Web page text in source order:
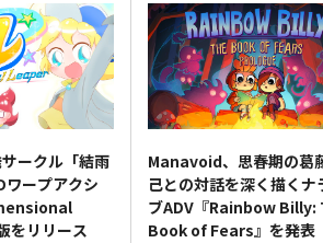
ークル「結雨
ワープアクシ
をリリース
Manavoid、思春期の葛
己との対話を深く描くナ
ブADV『Rainbow Billy:
Book of Fears』を発表